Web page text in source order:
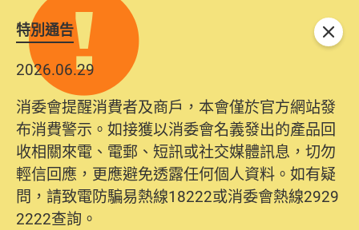
特別通告
2026.06.29
消委會提醒消費者及商戶，本會僅於官方網站發
布消費警示。如接獲以消委會名義發出的產品回
收相關來電、電郵、短訊或社交媒體訊息，切勿
輕信回應，更應避免透露任何個人資料。如有疑
問，請致電防騙易熱線18222或消委會熱線2929
2222查詢。
2025.10.31
為提升使用者體驗及網絡安全，本會的投訴處理
系統已經進行升級及推出新功能。由2025年11月
10日起，消費者需要提供基本聯絡資料（包括姓
名、電郵及電話）註冊帳戶，才可提交投訴、查
詢及建議。所有提交紀錄將清晰整合於帳戶中，
方便日後作出跟進。
關閉